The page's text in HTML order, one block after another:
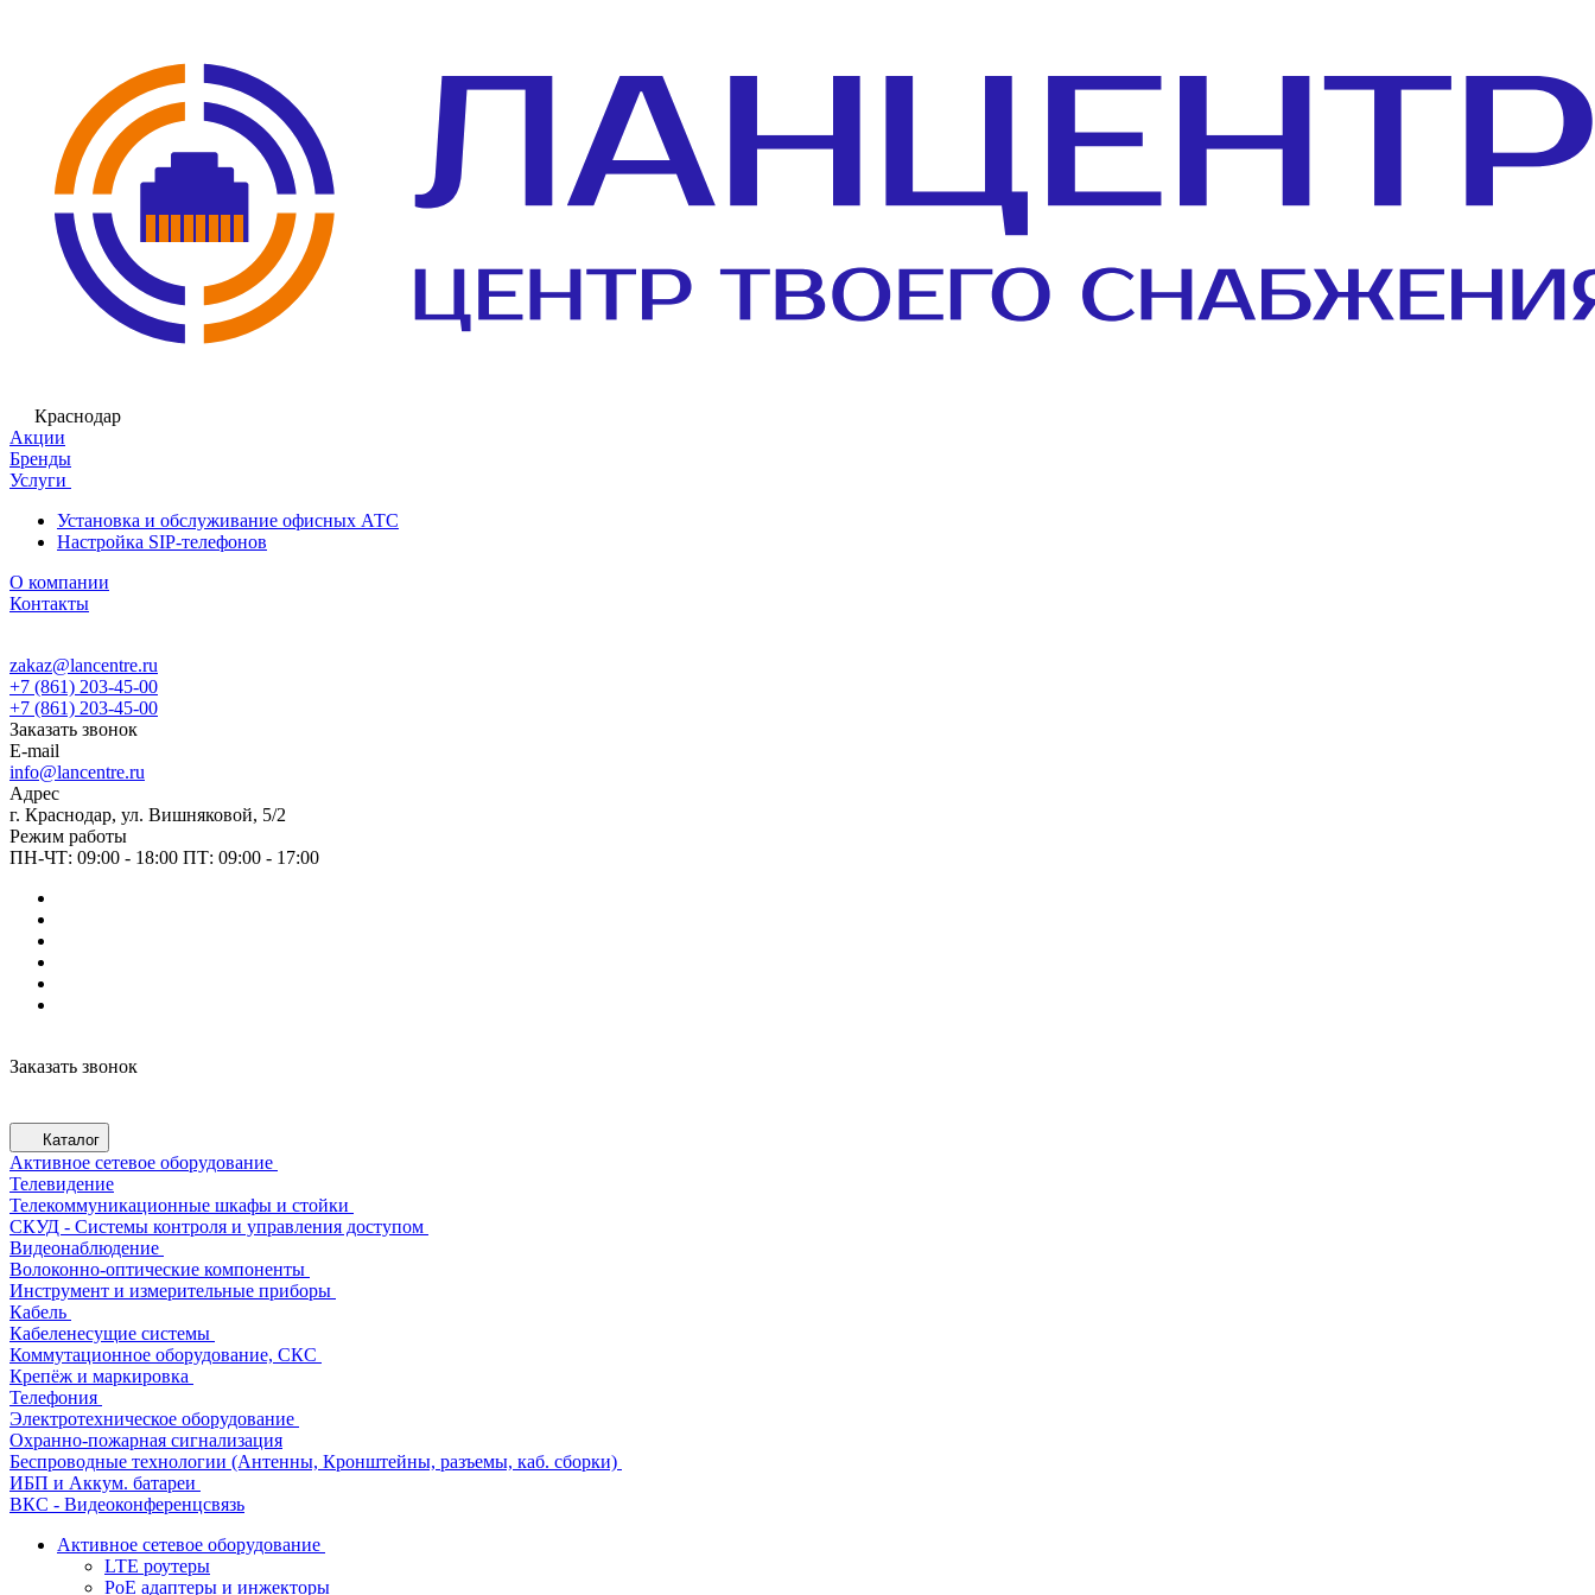
Краснодар
Акции
Бренды
Услуги
Установка и обслуживание офисных АТС
Настройка SIP-телефонов
О компании
Контакты
zakaz@lancentre.ru
+7 (861) 203-45-00
+7 (861) 203-45-00
Заказать звонок
E-mail
info@lancentre.ru
Адрес
г. Краснодар, ул. Вишняковой, 5/2
Режим работы
ПН-ЧТ: 09:00 - 18:00 ПТ: 09:00 - 17:00
Заказать звонок
Каталог
Активное сетевое оборудование
Телевидение
Телекоммуникационные шкафы и стойки
СКУД - Системы контроля и управления доступом
Видеонаблюдение
Волоконно-оптические компоненты
Инструмент и измерительные приборы
Кабель
Кабеленесущие системы
Коммутационное оборудование, СКС
Крепёж и маркировка
Телефония
Электротехническое оборудование
Охранно-пожарная сигнализация
Беспроводные технологии (Антенны, Кронштейны, разъемы, каб. сборки)
ИБП и Аккум. батареи
ВКС - Видеоконференцсвязь
Активное сетевое оборудование
LTE роутеры
PoE адаптеры и инжекторы